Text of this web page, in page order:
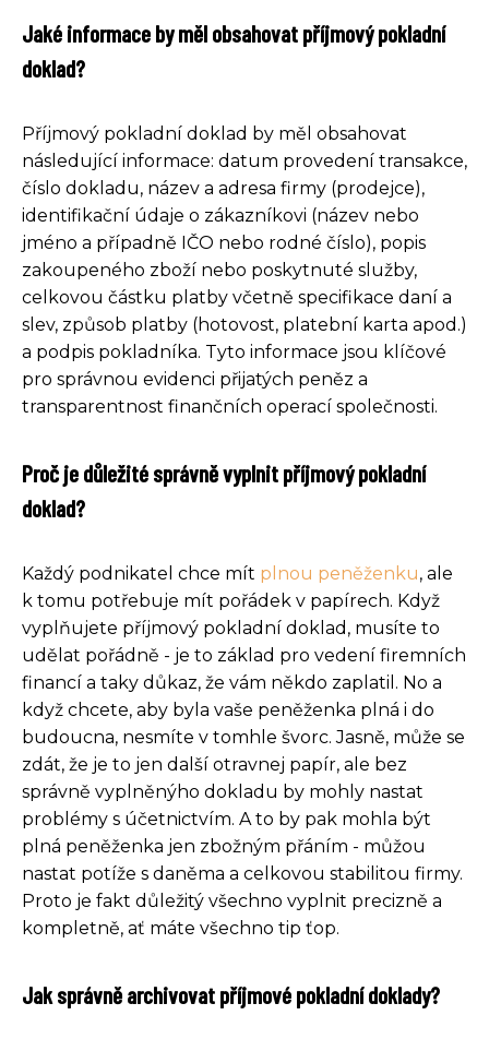
Jaké informace by měl obsahovat příjmový pokladní
doklad?
Příjmový pokladní doklad by měl obsahovat
následující informace: datum provedení transakce,
číslo dokladu, název a adresa firmy (prodejce),
identifikační údaje o zákazníkovi (název nebo
jméno a případně IČO nebo rodné číslo), popis
zakoupeného zboží nebo poskytnuté služby,
celkovou částku platby včetně specifikace daní a
slev, způsob platby (hotovost, platební karta apod.)
a podpis pokladníka. Tyto informace jsou klíčové
pro správnou evidenci přijatých peněz a
transparentnost finančních operací společnosti.
Proč je důležité správně vyplnit příjmový pokladní
doklad?
Každý podnikatel chce mít plnou peněženku, ale
k tomu potřebuje mít pořádek v papírech. Když
vyplňujete příjmový pokladní doklad, musíte to
udělat pořádně - je to základ pro vedení firemních
financí a taky důkaz, že vám někdo zaplatil. No a
když chcete, aby byla vaše peněženka plná i do
budoucna, nesmíte v tomhle švorc. Jasně, může se
zdát, že je to jen další otravnej papír, ale bez
správně vyplněnýho dokladu by mohly nastat
problémy s účetnictvím. A to by pak mohla být
plná peněženka jen zbožným přáním - můžou
nastat potíže s daněma a celkovou stabilitou firmy.
Proto je fakt důležitý všechno vyplnit precizně a
kompletně, ať máte všechno tip ťop.
Jak správně archivovat příjmové pokladní doklady?